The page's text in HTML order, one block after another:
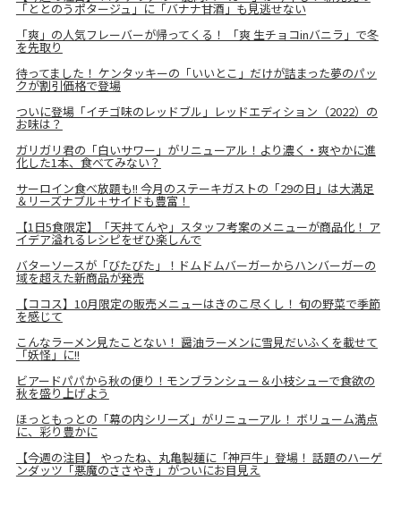
「ととのうポタージュ」に「バナナ甘酒」も見逃せない
「爽」の人気フレーバーが帰ってくる！ 「爽 生チョコinバニラ」で冬
を先取り
待ってました！ ケンタッキーの「いいとこ」だけが詰まった夢のパッ
クが割引価格で登場
ついに登場「イチゴ味のレッドブル」レッドエディション（2022）の
お味は？
ガリガリ君の「白いサワー」がリニューアル！より濃く・爽やかに進
化した1本、食べてみない？
サーロイン食べ放題も!! 今月のステーキガストの「29の日」は大満足
＆リーズナブル＋サイドも豊富！
【1日5食限定】「天丼てんや」スタッフ考案のメニューが商品化！ ア
イデア溢れるレシピをぜひ楽しんで
バターソースが「びたびた」！ドムドムバーガーからハンバーガーの
域を超えた新商品が発売
【ココス】10月限定の販売メニューはきのこ尽くし！ 旬の野菜で季節
を感じて
こんなラーメン見たことない！ 醤油ラーメンに雪見だいふくを載せて
「妖怪」に!!
ビアードパパから秋の便り！モンブランシュー＆小枝シューで食欲の
秋を盛り上げよう
ほっともっとの「幕の内シリーズ」がリニューアル！ ボリューム満点
に、彩り豊かに
【今週の注目】 やったね、丸亀製麺に「神戸牛」登場！ 話題のハーゲ
ンダッツ「悪魔のささやき」がついにお目見え